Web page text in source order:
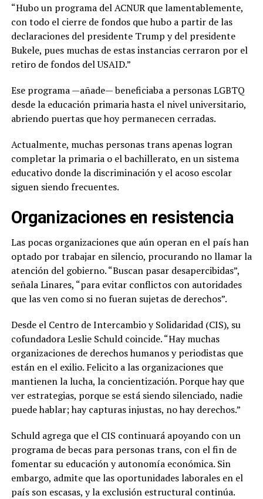
“Hubo un programa del ACNUR que lamentablemente,
con todo el cierre de fondos que hubo a partir de las
declaraciones del presidente Trump y del presidente
Bukele, pues muchas de estas instancias cerraron por el
retiro de fondos del USAID.”
Ese programa —añade— beneficiaba a personas LGBTQ
desde la educación primaria hasta el nivel universitario,
abriendo puertas que hoy permanecen cerradas.
Actualmente, muchas personas trans apenas logran
completar la primaria o el bachillerato, en un sistema
educativo donde la discriminación y el acoso escolar
siguen siendo frecuentes.
Organizaciones en resistencia
Las pocas organizaciones que aún operan en el país han
optado por trabajar en silencio, procurando no llamar la
atención del gobierno. “Buscan pasar desapercibidas”,
señala Linares, “para evitar conflictos con autoridades
que las ven como si no fueran sujetas de derechos”.
Desde el Centro de Intercambio y Solidaridad (CIS), su
cofundadora Leslie Schuld coincide. “Hay muchas
organizaciones de derechos humanos y periodistas que
están en el exilio. Felicito a las organizaciones que
mantienen la lucha, la concientización. Porque hay que
ver estrategias, porque se está siendo silenciado, nadie
puede hablar; hay capturas injustas, no hay derechos.”
Schuld agrega que el CIS continuará apoyando con un
programa de becas para personas trans, con el fin de
fomentar su educación y autonomía económica. Sin
embargo, admite que las oportunidades laborales en el
país son escasas, y la exclusión estructural continúa.